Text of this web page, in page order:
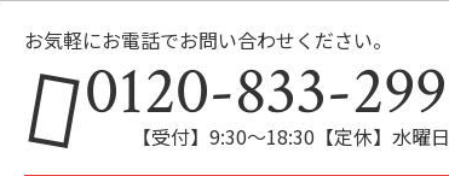
お気軽にお電話でお問い合わせください。
0120-833-299
【受付】9:30～18:30【定休】水曜日